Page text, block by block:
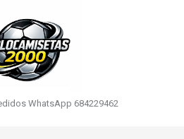
WhatsApp 684229462